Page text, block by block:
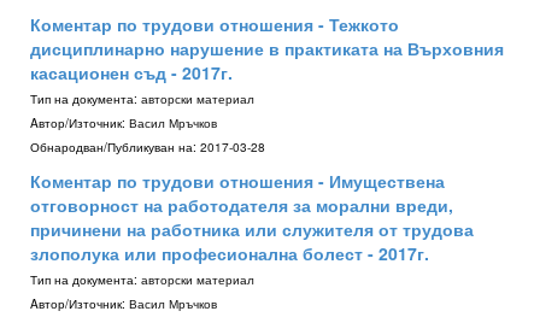
Коментар по трудови отношения - Тежкото
дисциплинарно нарушение в практиката на Върховния
касационен съд - 2017г.
Тип на документа: авторски материал
Aвтор/Източник: Васил Мръчков
Обнародван/Публикуван на: 2017-03-28
Коментар по трудови отношения - Имуществена
отговорност на работодателя за морални вреди,
причинени на работника или служителя от трудова
злополука или професионална болест - 2017г.
Тип на документа: авторски материал
Aвтор/Източник: Васил Мръчков